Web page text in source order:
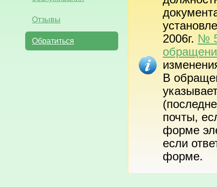
Отзывы
Обратиться
2006г. №
В
почты,
форме
если
форме.